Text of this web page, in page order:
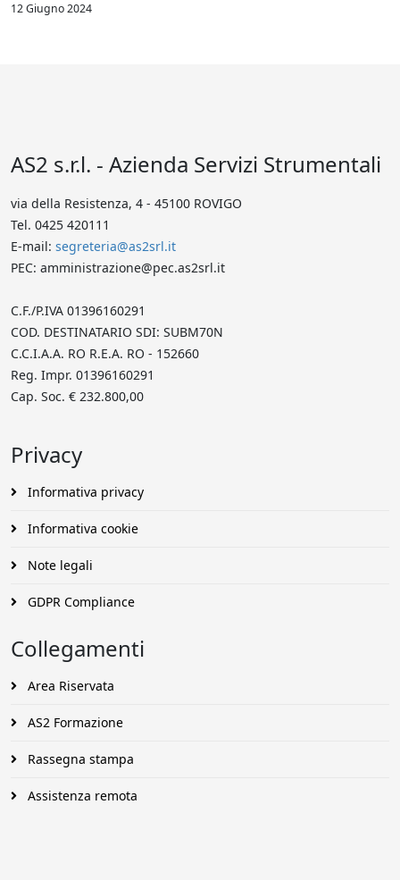
12 Giugno 2024
AS2 s.r.l. - Azienda Servizi Strumentali
via della Resistenza, 4 - 45100 ROVIGO
Tel. 0425 420111
E-mail: segreteria@as2srl.it
PEC: amministrazione@pec.as2srl.it
C.F./P.IVA 01396160291
COD. DESTINATARIO SDI: SUBM70N
C.C.I.A.A. RO R.E.A. RO - 152660
Reg. Impr. 01396160291
Cap. Soc. € 232.800,00
Privacy
Informativa privacy
Informativa cookie
Note legali
GDPR Compliance
Collegamenti
Area Riservata
AS2 Formazione
Rassegna stampa
Assistenza remota